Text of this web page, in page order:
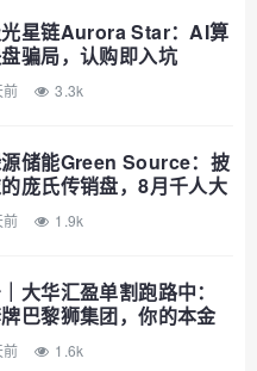
星链Aurora Star：AI算
骗局，认购即入坑
3.3k
储能Green Source：披
庞氏传销盘，8月千人大
1.9k
大华汇盈单割跑路中：
巴黎狮集团，你的本金
1.6k